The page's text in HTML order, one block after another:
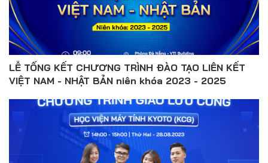
LỄ TỔNG KẾT CHƯƠNG TRÌNH ĐÀO TẠO LIÊN KẾT
VIỆT NAM - NHẬT BẢN niên khóa 2023 - 2025